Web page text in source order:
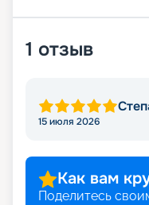
1 отзыв
15 июля 2026
Как вам
Поделитесь